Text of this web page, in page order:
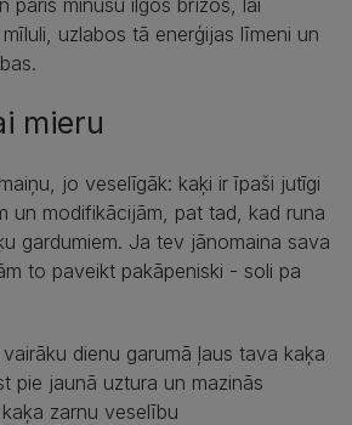
uzlabos tā enerģijas līmeni un
mieru
jo veselīgāk: kaķi ir īpaši jutīgi
un modifikācijām, pat tad, kad runa
gardumiem. Ja tev jānomaina sava
to paveikt pakāpeniski - soli pa
dienu garumā ļaus tava kaķa
pie jaunā uztura un mazinās
zarnu veselību